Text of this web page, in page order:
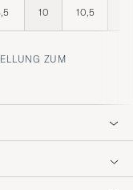
10 10,5
ZUM R